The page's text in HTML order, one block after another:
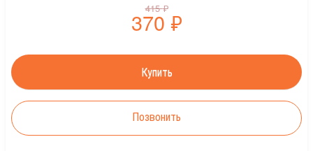
415₽
370 ₽
Позвонить